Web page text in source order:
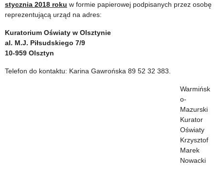
stycznia 2018 roku w formie papierowej podpisanych przez osobę
reprezentującą urząd na adres:
Kuratorium Oświaty w Olsztynie
al. M.J. Piłsudskiego 7/9
10-959 Olsztyn
Telefon do kontaktu: Karina Gawrońska 89 52 32 383.
Warmińsk
o-
Mazurski
Kurator
Oświaty
Krzysztof
Marek
Nowacki